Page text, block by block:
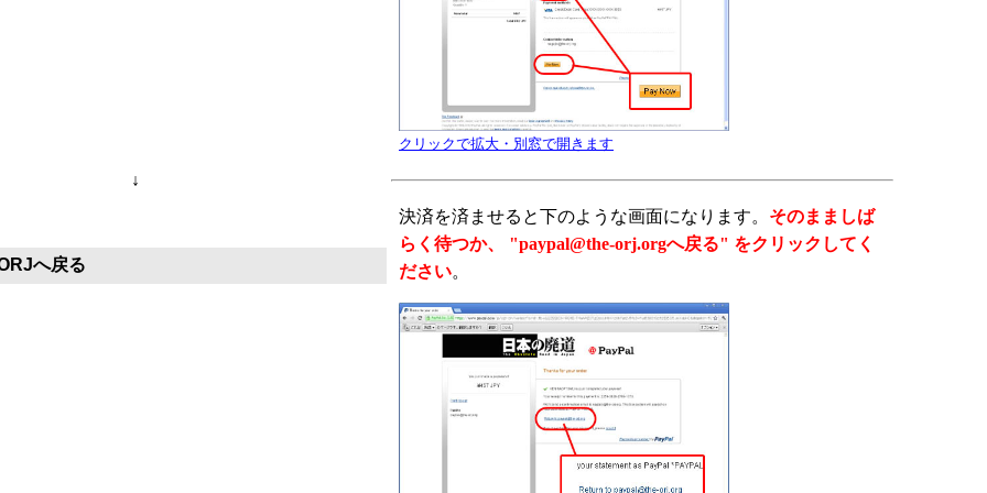
クリックで拡大・別窓で開きます
↓
へ戻る
決済を済ませると下のような画面になります。 そのまましば
らく待つか、 "paypal@the-orj.orgへ戻る" をクリックしてく
ださい。